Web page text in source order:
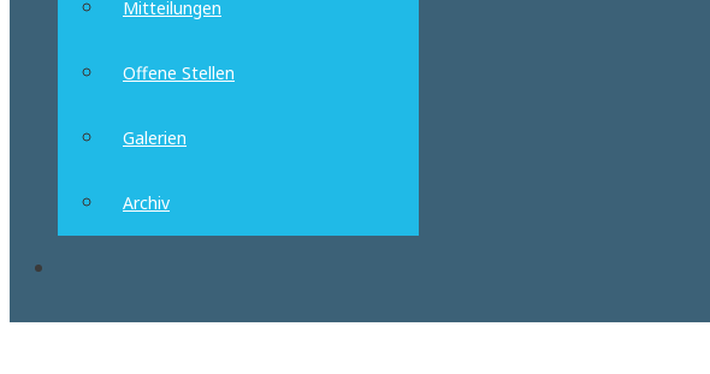
Mitteilungen
Offene Stellen
Galerien
Archiv